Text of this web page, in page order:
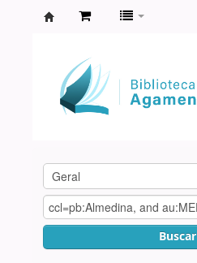
Agamenon
Magalhães
Buscar